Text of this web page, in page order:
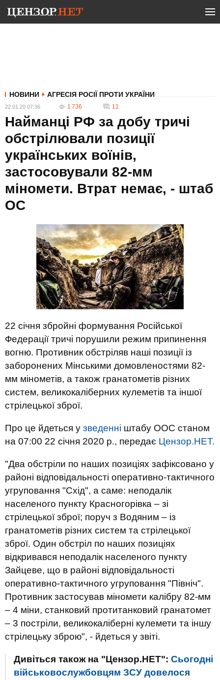
НОВИНИ АГРЕСІЯ РОСІЇ ПРОТИ УКРАЇНИ
22.01.20 07:36 1 736 11
Найманці РФ за добу тричі
обстрілювали позиції
українських воїнів,
застосовували 82-мм
міномети. Втрат немає, - штаб
ОС
22 січня збройні формування Російської
Федерації тричі порушили режим припинення
вогню. Противник обстріляв наші позиції із
заборонених Мінськими домовленостями 82-
мм мінометів, а також гранатометів різних
систем, великокаліберних кулеметів та іншої
стрілецької зброї.
Про це йдеться у зведенні штабу ООС станом
на 07:00 22 січня 2020 р., передає Цензор.НЕТ.
"Два обстріли по наших позиціях зафіксовано у
районі відповідальності оперативно-тактичного
угруповання "Схід", а саме: неподалік
населеного пункту Красногорівка – зі
стрілецької зброї; поруч з Водяним – із
гранатометів різних систем та стрілецької
зброї. Один обстріл по наших позиціях
відкривався неподалік населеного пункту
Зайцеве, що в районі відповідальності
оперативно-тактичного угруповання "Північ".
Противник застосував міномети калібру 82-мм
– 4 міни, станковий протитанковий гранатомет
– 3 постріли, великокаліберні кулемети та іншу
стрілецьку зброю", - йдеться у звіті.
Дивіться також на "Цензор.НЕТ": Сьогодні
військовослужбовцям ЗСУ довелося